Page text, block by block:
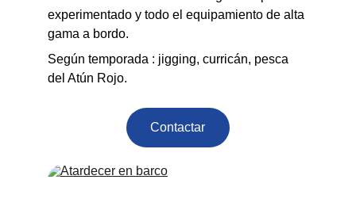
experimentado y todo el equipamiento de alta
gama a bordo.
Según temporada : jigging, curricán, pesca
del Atún Rojo.
Contactar